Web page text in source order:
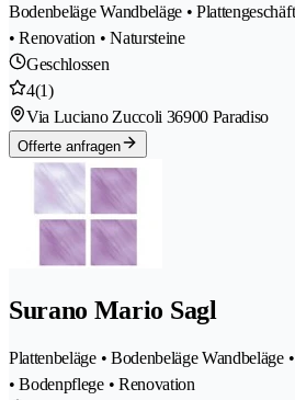
Bodenbeläge Wandbeläge •
• Renovation • Natursteine
Geschlossen
4(1)
Via Luciano Zuccoli 36900 Paradiso
Offerte anfragen
Surano Mario Sagl
Plattenbeläge • Bodenbeläge Wandbeläge
• Bodenpflege • Renovation